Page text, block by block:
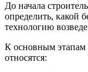
До начала
определить, какой
технологию
К основным этапам
относятся: